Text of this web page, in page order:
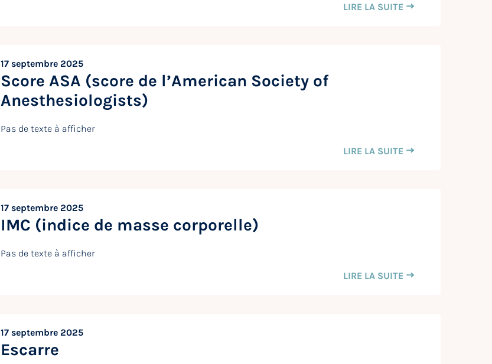
LIRE LA SUITE
17 septembre 2025
Score ASA (score de l’American Society of
Anesthesiologists)
Pas de texte à afficher
LIRE LA SUITE
17 septembre 2025
IMC (indice de masse corporelle)
Pas de texte à afficher
LIRE LA SUITE
17 septembre 2025
Escarre